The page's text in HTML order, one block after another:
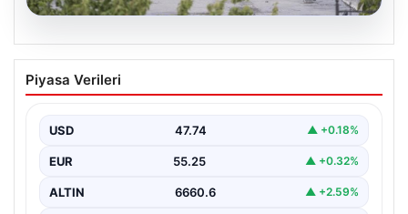
Etimesgut Belediyesi’nde Soruşturma
Derinleşiyor: Başkan Yardımcısı Mutlu
Çıktı
Ankara Batı Cumhuriyet Başsavcılığı tarafından
yürütülen kapsamlı soruşturma kapsamında Etimesgut
Piyasa Verileri
USD 47.74 ▲ +0.18%
EUR 55.25 ▲ +0.32%
ALTIN 6660.6 ▲ +2.59%